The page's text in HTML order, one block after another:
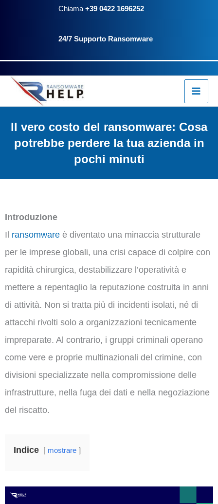
Chiama +39 0422 1696252
24/7 Supporto Ransomware
Il vero costo del ransomware: Cosa
potrebbe perdere la tua azienda in
pochi minuti
Introduzione
Il ransomware è diventato una minaccia strutturale
per le imprese globali, una crisi capace di colpire con
rapidità chirurgica, destabilizzare l’operatività e
mettere a repentaglio la reputazione costruita in anni
di attività. Non si tratta più di incidenti isolati, né di
attacchi rivolti solo a organizzazioni tecnicamente
impreparate. Al contrario, i gruppi criminali operano
come vere e proprie multinazionali del crimine, con
divisioni specializzate nella compromissione delle
infrastrutture, nella fuga dei dati e nella negoziazione
del riscatto.
Indice mostrare